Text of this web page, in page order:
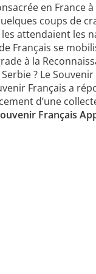
en France
coups de
attendaient les
Français se
à la
? Le
Français a
d’une
Français